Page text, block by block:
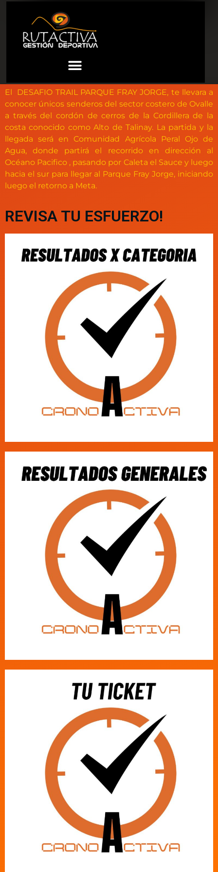
El DESAFIO TRAIL PARQUE FRAY JORGE, te llevara a
conocer únicos senderos del sector costero de Ovalle
a través del cordón de cerros de la Cordillera de la
costa conocido como Alto de Talinay. La partida y la
llegada será en Comunidad Agrícola Peral Ojo de
Agua, donde partirá el recorrido en dirección al
Océano Pacifico , pasando por Caleta el Sauce y luego
hacia el sur para llegar al Parque Fray Jorge, iniciando
luego el retorno a Meta.
REVISA TU ESFUERZO!